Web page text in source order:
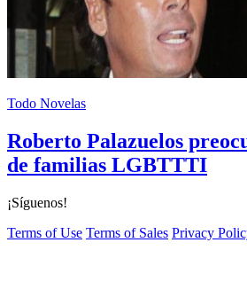
Todo Novelas
Roberto Palazuelos
de familias LGBTTTI
¡Síguenos!
Terms of Use Terms of Sales Privacy